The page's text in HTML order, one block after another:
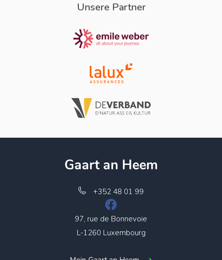
Unsere Partner
Gaart an Heem
+352 48 01 99
97, rue de Bonnevoie
L-1260 Luxembourg